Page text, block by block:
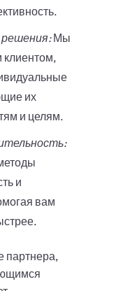
Мы
клиентом,
их
и целям.
и
вам
партнера,